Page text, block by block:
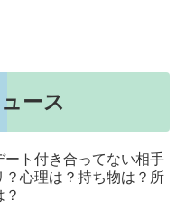
ース
ート付き合ってない相手
？心理は？持ち物は？所
？